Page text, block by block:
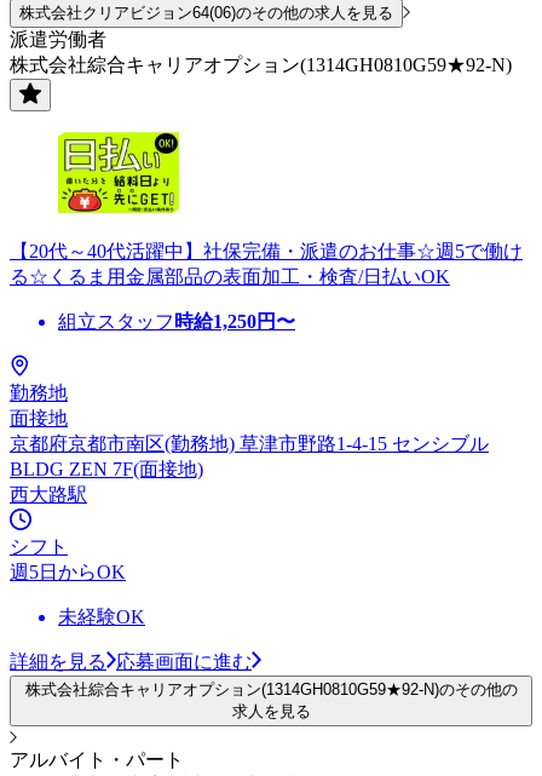
株式会社クリアビジョン64(06)のその他の求人を見る
派遣労働者
株式会社綜合キャリアオプション(1314GH0810G59★92-N)
【20代～40代活躍中】社保完備・派遣のお仕事☆週5で働け
る☆くるま用金属部品の表面加工・検査/日払いOK
組立スタッフ 時給1,250円〜
勤務地
面接地
京都府京都市南区(勤務地) 草津市野路1-4-15 センシブル
BLDG ZEN 7F(面接地)
西大路駅
シフト
週5日からOK
未経験OK
詳細を見る 応募画面に進む
株式会社綜合キャリアオプション(1314GH0810G59★92-N)のその他の
求人を見る
アルバイト・パート